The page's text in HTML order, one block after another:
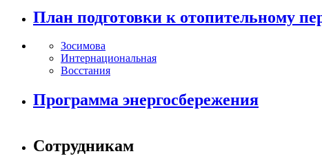
План подготовки к отопительному
Зосимова
Интернациональная
Восстания
Программа энергосбережения
Сотрудникам